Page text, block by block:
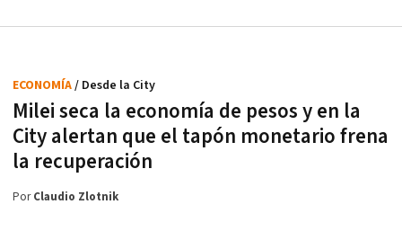
Milei seca la economía de pesos y en la
City alertan que el tapón monetario frena
la recuperación
ECONOMÍA/ Desde la City
PorClaudio Zlotnik